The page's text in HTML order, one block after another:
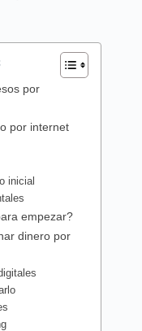
por
por internet
inicial
empezar?
dinero por